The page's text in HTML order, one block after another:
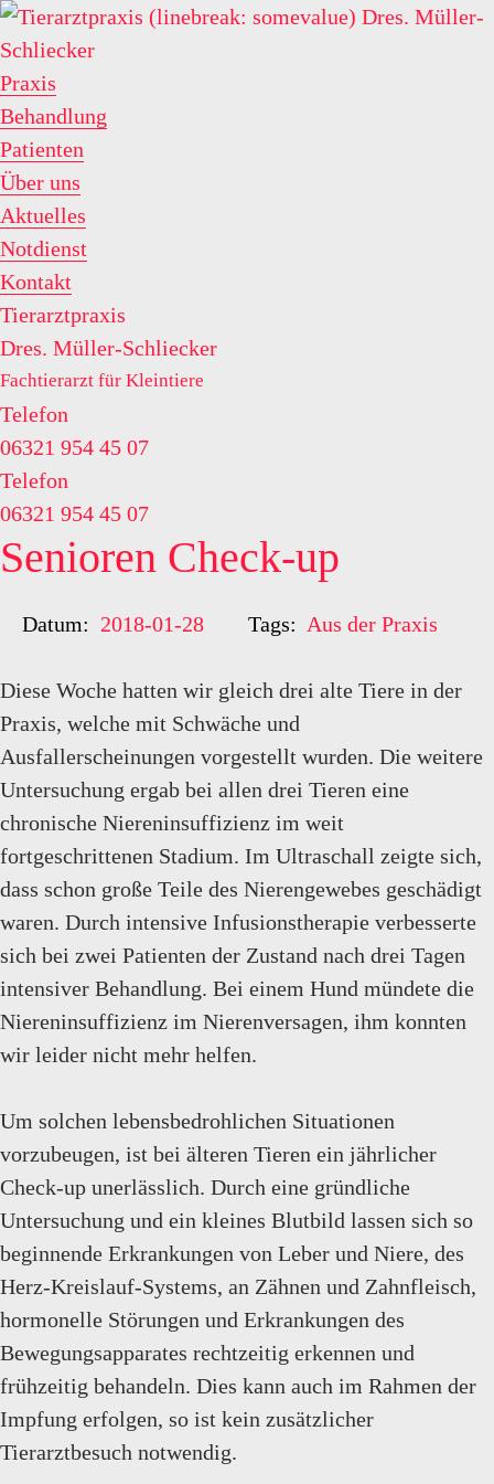
Praxis
Behandlung
Patienten
Über uns
Aktuelles
Notdienst
Kontakt
Tierarztpraxis
Dres. Müller-Schliecker
Fachtierarzt für Kleintiere
Telefon
06321 954 45 07
Telefon
06321 954 45 07
Senioren Check-up
Datum: 2018-01-28 Tags: Aus der Praxis
Diese Woche hatten wir gleich drei alte Tiere in der
Praxis, welche mit Schwäche und
Ausfallerscheinungen vorgestellt wurden. Die weitere
Untersuchung ergab bei allen drei Tieren eine
chronische Niereninsuffizienz im weit
fortgeschrittenen Stadium. Im Ultraschall zeigte sich,
dass schon große Teile des Nierengewebes geschädigt
waren. Durch intensive Infusionstherapie verbesserte
sich bei zwei Patienten der Zustand nach drei Tagen
intensiver Behandlung. Bei einem Hund mündete die
Niereninsuffizienz im Nierenversagen, ihm konnten
wir leider nicht mehr helfen.
Um solchen lebensbedrohlichen Situationen
vorzubeugen, ist bei älteren Tieren ein jährlicher
Check-up unerlässlich. Durch eine gründliche
Untersuchung und ein kleines Blutbild lassen sich so
beginnende Erkrankungen von Leber und Niere, des
Herz-Kreislauf-Systems, an Zähnen und Zahnfleisch,
hormonelle Störungen und Erkrankungen des
Bewegungsapparates rechtzeitig erkennen und
frühzeitig behandeln. Dies kann auch im Rahmen der
Impfung erfolgen, so ist kein zusätzlicher
Tierarztbesuch notwendig.